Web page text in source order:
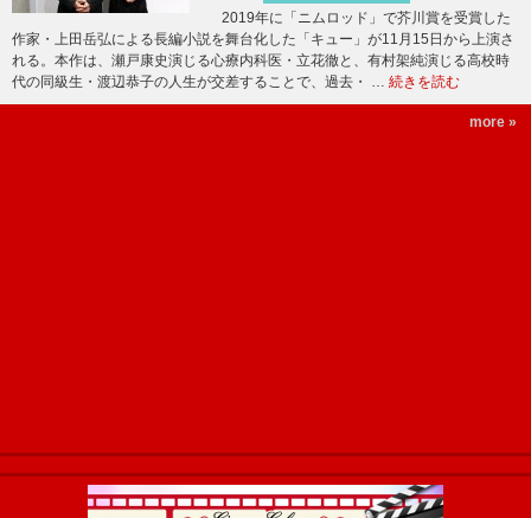
2019年に「ニムロッド」で芥川賞を受賞した
作家・上田岳弘による長編小説を舞台化した「キュー」が11月15日から上演さ
れる。本作は、瀬戸康史演じる心療内科医・立花徹と、有村架純演じる高校時
代の同級生・渡辺恭子の人生が交差することで、過去・ … 続きを読む
more »